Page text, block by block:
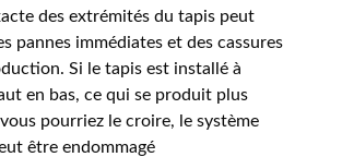
des extrémités du tapis peut
pannes immédiates et des cassures
Si le tapis est installé à
en bas, ce qui se produit plus
pourriez le croire, le système
être endommagé